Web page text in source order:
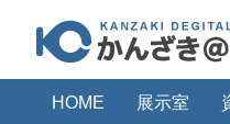
HOME 展示室